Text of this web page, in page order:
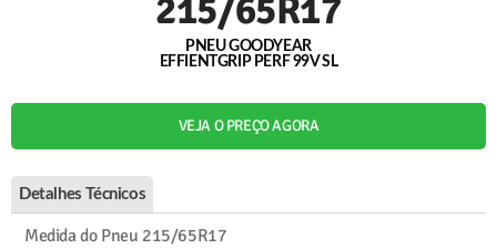
215/65R17
PNEU GOODYEAR
EFFIENTGRIP PERF 99V SL
VEJA O PREÇO AGORA
Detalhes Técnicos
Medida do Pneu 215/65R17